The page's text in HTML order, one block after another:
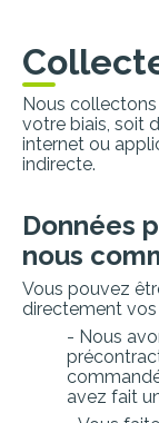
Nous
votre biais, soit
internet ou
indirecte.
Données
nous
Vous pouvez
directement vos
- Nous
avez fait